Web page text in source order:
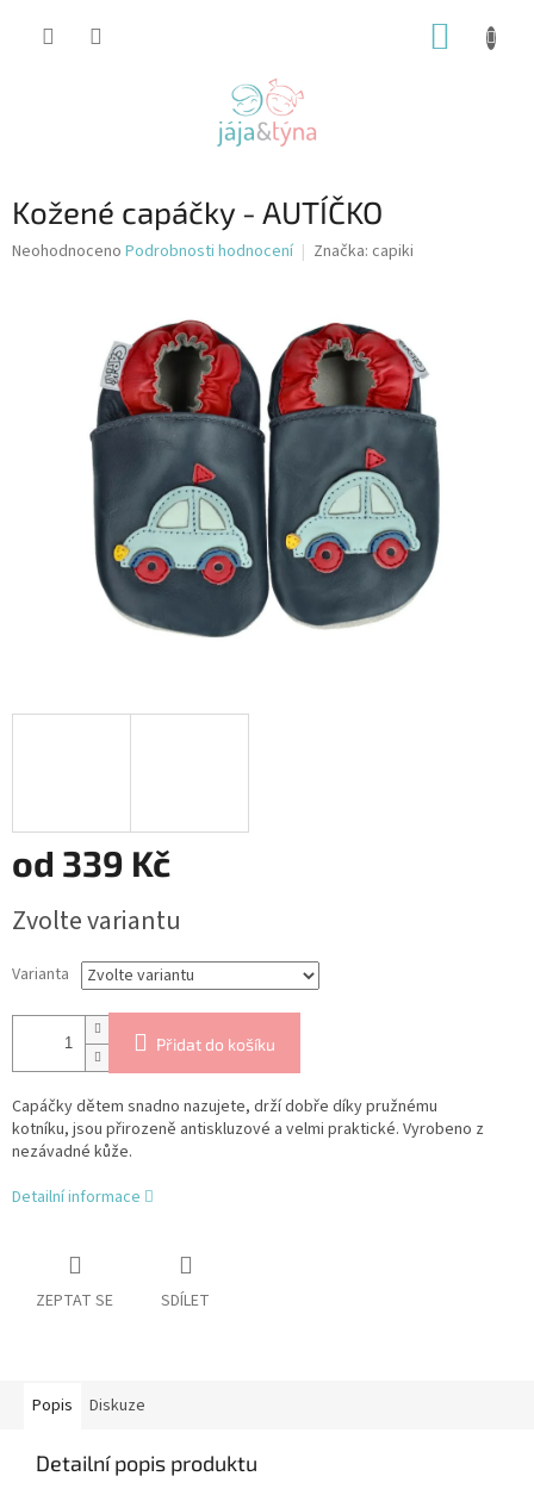
Kožené capáčky - AUTÍČKO
Průměrné
Neohodnoceno Podrobnosti hodnocení Značka: capiki
od 339 Kč
cena:
Zvolte variantu
Varianta
Přidat do košíku
Capáčky dětem snadno nazujete, drží dobře díky pružnému
kotníku, jsou přirozeně antiskluzové a velmi praktické. Vyrobeno z
nezávadné kůže.
Detailní informace
ZEPTAT SE SDÍLET
Popis Diskuze
Detailní popis produktu